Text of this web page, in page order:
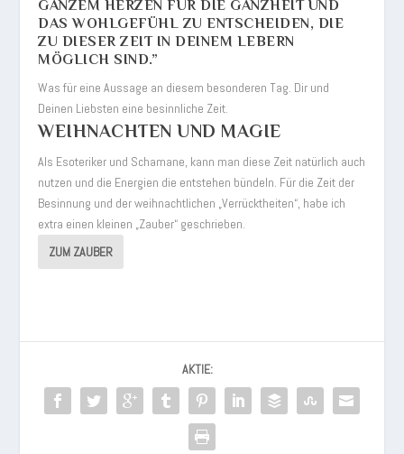
GANZEM HERZEN FÜR DIE GANZHEIT UND
DAS WOHLGEFÜHL ZU ENTSCHEIDEN, DIE
ZU DIESER ZEIT IN DEINEM LEBERN
MÖGLICH SIND.”
Was für eine Aussage an diesem besonderen Tag. Dir und
Deinen Liebsten eine besinnliche Zeit.
WEIHNACHTEN UND MAGIE
Als Esoteriker und Schamane, kann man diese Zeit natürlich auch
nutzen und die Energien die entstehen bündeln. Für die Zeit der
Besinnung und der weihnachtlichen „Verrücktheiten“, habe ich
extra einen kleinen „Zauber“ geschrieben.
ZUM ZAUBER
AKTIE: